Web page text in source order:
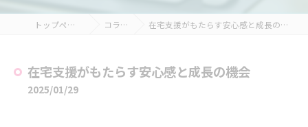
トップページ コラム 在宅支援がもたらす安心感と成長の機会
在宅支援がもたらす安心感と成長の機会
2025/01/29